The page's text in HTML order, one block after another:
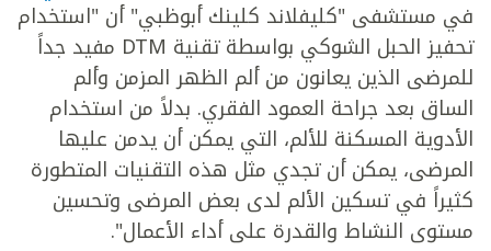
في مستشفى "كليفلاند كلينك أبوظبي" أن "استخدام
تحفيز الحبل الشوكي بواسطة تقنية DTM مفيد جداً
للمرضى الذين يعانون من ألم الظهر المزمن وألم
الساق بعد جراحة العمود الفقري. بدلاً من استخدام
الأدوية المسكنة للألم، التي يمكن أن يدمن عليها
المرضى، يمكن أن تجدي مثل هذه التقنيات المتطورة
كثيراً في تسكين الألم لدى بعض المرضى وتحسين
مستوى النشاط والقدرة على أداء الأعمال".